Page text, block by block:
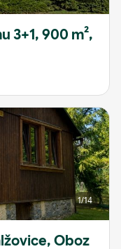
3+1, 900 m²,
1/14
Oboz